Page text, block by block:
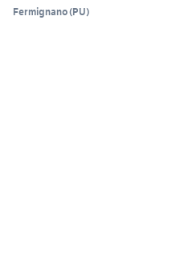
Fermignano(PU)